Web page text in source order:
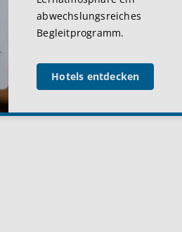
abwechslungsreiches
Begleitprogramm.
Hotels entdecken